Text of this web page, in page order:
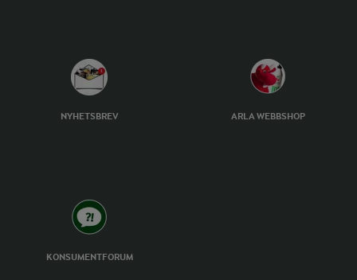
NYHETSBREV ARLA WEBBSHOP
KONSUMENTFORUM